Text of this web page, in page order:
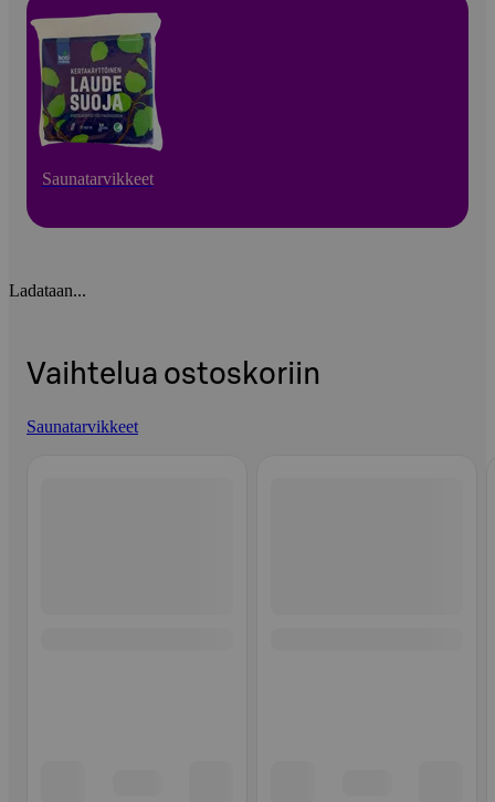
Saunatarvikkeet
Ladataan...
Vaihtelua ostoskoriin
Saunatarvikkeet